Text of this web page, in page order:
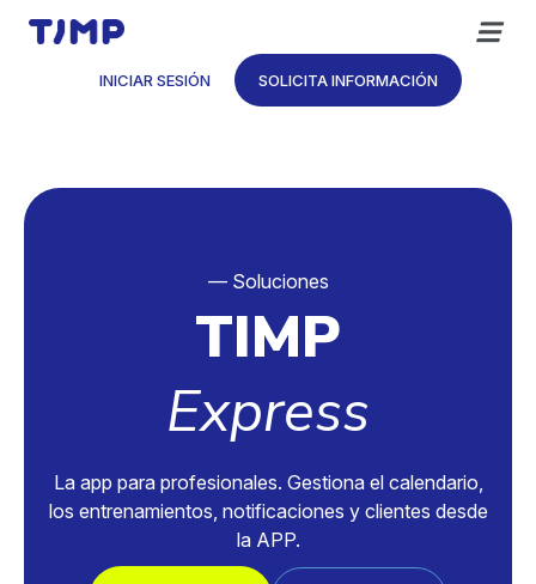
contenido
INICIAR SESIÓN SOLICITA INFORMACIÓN
— Soluciones
TIMP
Express
La app para profesionales. Gestiona el calendario,
los entrenamientos, notificaciones y clientes desde
la APP.